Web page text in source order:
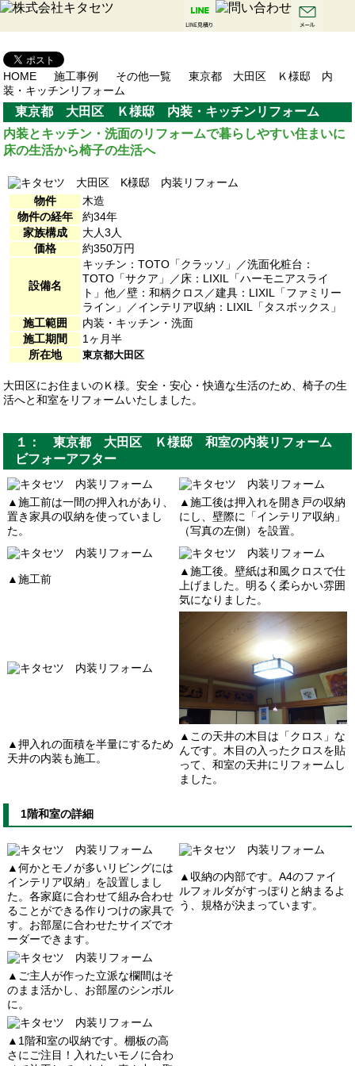
HOME 施工事例 その他一覧
東京都 大田区 Ｋ様邸 内
装・キッチンリフォーム
東京都 大田区 Ｋ様邸 内装・キッチンリフォーム
内装とキッチン・洗面のリフォームで暮らしやすい住まいに
床の生活から椅子の生活へ
物件
木造
物件の経年
約34年
家族構成
大人3人
価格
約350万円
設備名
キッチン：TOTO「クラッソ」／洗面化粧台：
TOTO「サクア」／床：LIXIL「ハーモニアスライ
ト」他／壁：和柄クロス／建具：LIXIL「ファミリー
ライン」／インテリア収納：LIXIL「タスボックス」
施工範囲
内装・キッチン・洗面
施工期間
1ヶ月半
所在地
東京都大田区
大田区にお住まいのＫ様。安全・安心・快適な生活のため、椅子の生
活へと和室をリフォームいたしました。
１： 東京都 大田区 Ｋ様邸 和室の内装リフォーム
ビフォーアフター
▲施工前は一間の押入れがあり、
置き家具の収納を使っていまし
た。
▲施工後は押入れを開き戸の収納
にし、壁際に「インテリア収納」
（写真の左側）を設置。
▲施工前
▲施工後。壁紙は和風クロスで仕
上げました。明るく柔らかい雰囲
気になりました。
▲押入れの面積を半量にするため
天井の内装も施工。
▲この天井の木目は「クロス」な
んです。木目の入ったクロスを貼
って、和室の天井にリフォームし
ました。
1階和室の詳細
▲何かとモノが多いリビングには
インテリア収納」を設置しまし
た。各家庭に合わせて組み合わせ
ることができる作りつけの家具で
す。お部屋に合わせたサイズでオ
ーダーできます。
▲収納の内部です。A4のファイ
ルフォルダがすっぽりと納まるよ
う、規格が決まっています。
▲ご主人が作った立派な欄間はそ
のまま活かし、お部屋のシンボル
に。
▲1階和室の収納です。棚板の高
さにご注目！入れたいモノに合わ